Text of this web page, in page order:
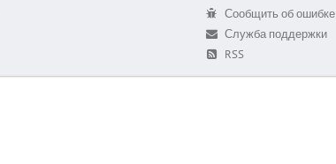
Сообщить об ошибке
Служба поддержки
RSS